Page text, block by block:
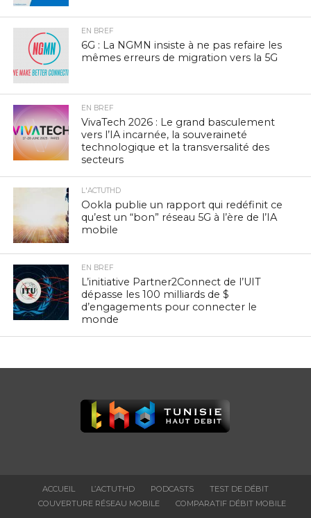
EN BREF
6G : La NGMN insiste à ne pas refaire les
mêmes erreurs de migration vers la 5G
EN BREF
VivaTech 2026 : Le grand basculement
vers l’IA incarnée, la souveraineté
technologique et la transversalité des
secteurs
L'ACTUTHD
Ookla publie un rapport qui redéfinit ce
qu’est un “bon” réseau 5G à l’ère de l’IA
mobile
EN BREF
L’initiative Partner2Connect de l’UIT
dépasse les 100 milliards de $
d’engagements pour connecter le
monde
ACCUEIL L’ACTUTHD PODCASTS
TEST DE DÉBIT
COUVERTURE RÉSEAU MOBILE
COMPARATIF DÉBIT MOBILE